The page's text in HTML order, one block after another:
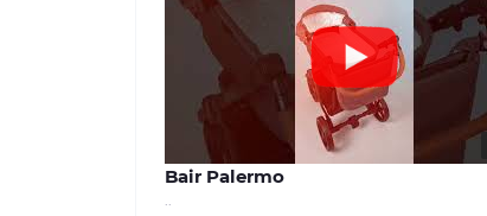
Bair Palermo
..